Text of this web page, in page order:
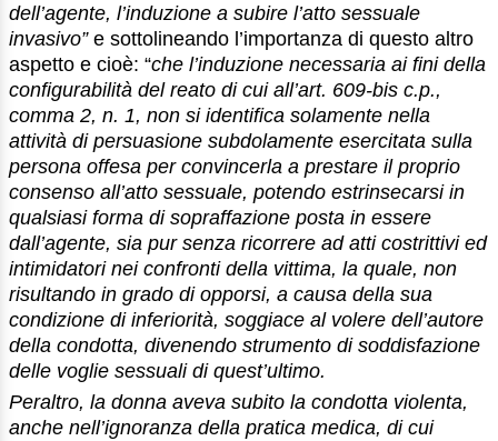
dell’agente, l’induzione a subire l’atto sessuale
invasivo” e sottolineando l’importanza di questo altro
aspetto e cioè: “che l’induzione necessaria ai fini della
configurabilità del reato di cui all’art. 609-bis c.p.,
comma 2, n. 1, non si identifica solamente nella
attività di persuasione subdolamente esercitata sulla
persona offesa per convincerla a prestare il proprio
consenso all’atto sessuale, potendo estrinsecarsi in
qualsiasi forma di sopraffazione posta in essere
dall’agente, sia pur senza ricorrere ad atti costrittivi ed
intimidatori nei confronti della vittima, la quale, non
risultando in grado di opporsi, a causa della sua
condizione di inferiorità, soggiace al volere dell’autore
della condotta, divenendo strumento di soddisfazione
delle voglie sessuali di quest’ultimo.
Peraltro, la donna aveva subito la condotta violenta,
anche nell’ignoranza della pratica medica, di cui